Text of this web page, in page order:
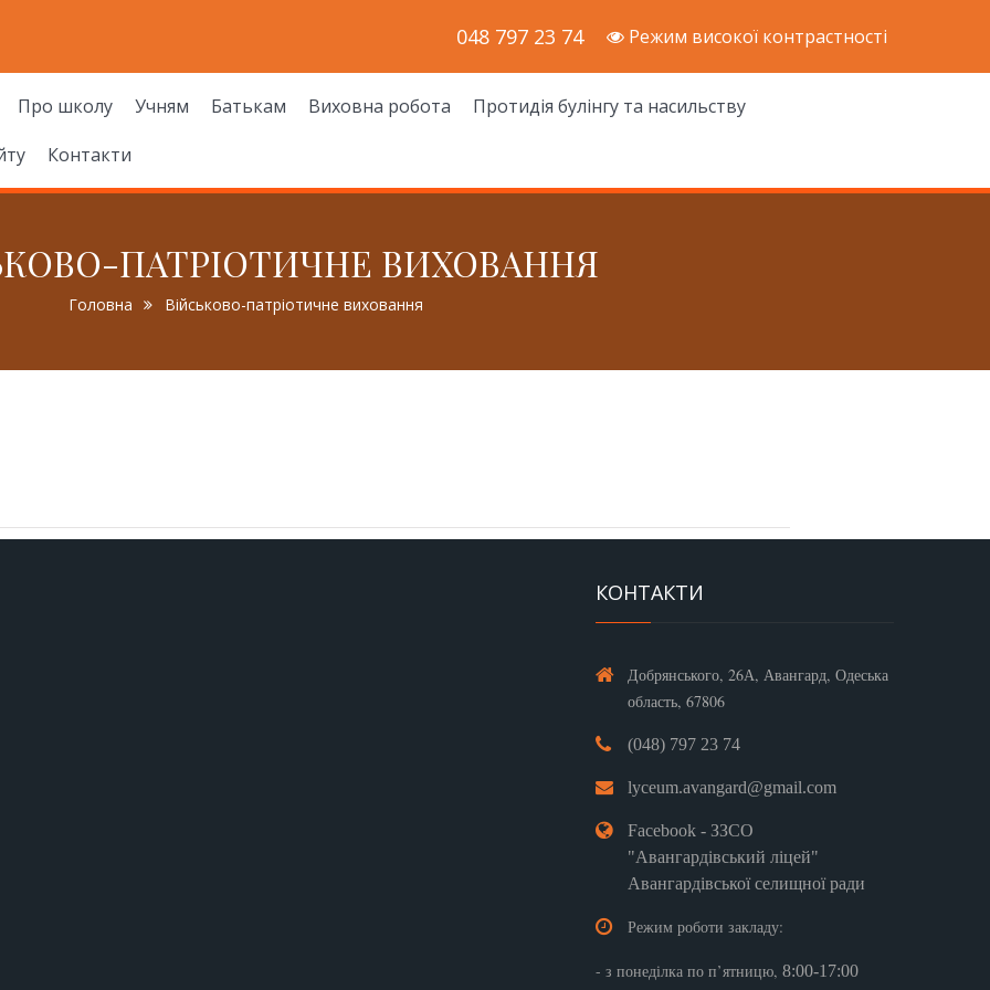
048 797 23 74 Режим високої контрастності
Про школу Учням Батькам Виховна робота
Протидія булінгу та насильству
Контакти
ПАТРІОТИЧНЕ ВИХОВАННЯ
Головна Військово-патріотичне виховання
КОНТАКТИ
Добрянського, 26А, Авангард, Одеська
область, 67806
(048) 797 23 74
lyceum.avangard@gmail.com
Facebook - ЗЗСО
"Авангардівський ліцей"
Авангардівської селищної ради
Режим роботи закладу:
- з понеділка по п’ятницю, 8:00-17:00